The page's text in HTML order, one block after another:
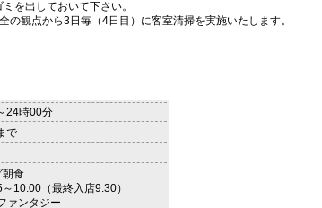
を出しておいて下さい。
の観点から3日毎（4日目）に客室清掃を実施いたします。
24時00分
で
朝食
～10:00（最終入店9:30）
ァンタジー